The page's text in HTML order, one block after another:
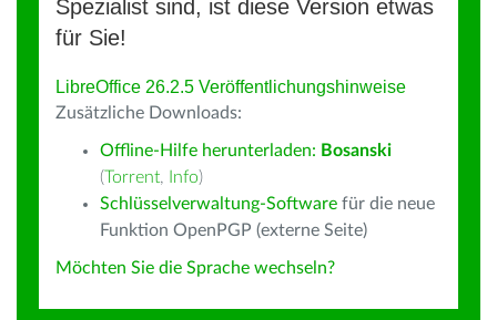
Spezialist sind, ist diese Version etwas
für Sie!
LibreOffice 26.2.5 Veröffentlichungshinweise
Zusätzliche Downloads:
Offline-Hilfe herunterladen: Bosanski
(Torrent, Info)
Schlüsselverwaltung-Software für die neue
Funktion OpenPGP (externe Seite)
Möchten Sie die Sprache wechseln?